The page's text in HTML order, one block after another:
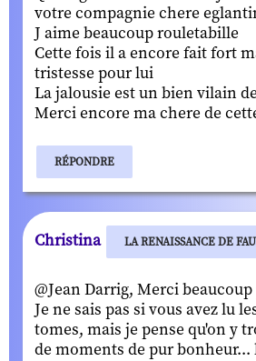
votre compagnie chere
J aime beaucoup rouletabille
Cette fois il a encore fait fort
tristesse pour lui
La jalousie est un bien vilain
Merci encore ma chere de
RÉPONDRE
Christina LA RENAISSANCE DE
@Jean Darrig, Merci
Je ne sais pas si vous avez lu
tomes, mais je pense qu'on y
de moments de pur bonheur...